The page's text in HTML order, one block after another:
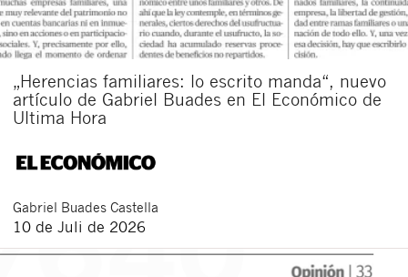
„Herencias familiares: lo escrito manda“, nuevo
artículo de Gabriel Buades en El Económico de
Ultima Hora
Gabriel Buades Castella
10 de Juli de 2026